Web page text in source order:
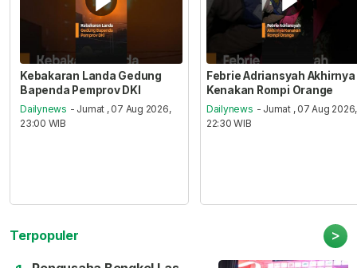
Kebakaran Landa Gedung
Bapenda Pemprov DKI
Dailynews - Jumat , 07 Aug 2026,
23:00 WIB
Febrie Adriansyah Akhirnya
Kenakan Rompi Orange
Dailynews - Jumat , 07 Aug 2026,
22:30 WIB
Terpopuler >